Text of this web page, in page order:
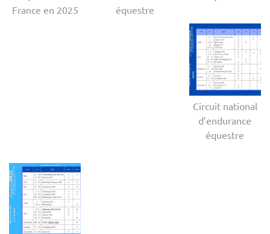
France en 2025
équestre
Circuit national
d’endurance
équestre